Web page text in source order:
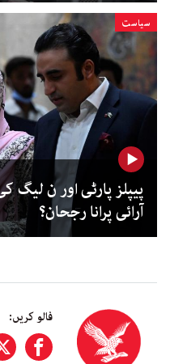
سیاست
پیپلز پارٹی اور ن لیگ
آرائی پرانا رجحان؟
فالو کریں: